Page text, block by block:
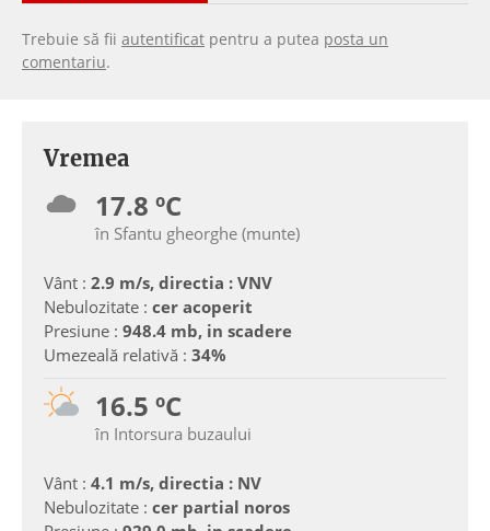
Trebuie să fii autentificat pentru a putea posta un
comentariu.
Vremea
17.8 ºC
în Sfantu gheorghe (munte)
Vânt : 2.9 m/s, directia : VNV
Nebulozitate : cer acoperit
Presiune : 948.4 mb, in scadere
Umezeală relativă : 34%
16.5 ºC
în Intorsura buzaului
Vânt : 4.1 m/s, directia : NV
Nebulozitate : cer partial noros